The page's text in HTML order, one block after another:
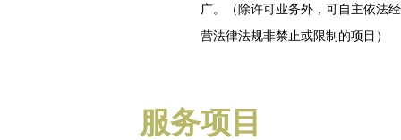
广。（除许可业务外，可自主依法经
营法律法规非禁止或限制的项目）
服务项目